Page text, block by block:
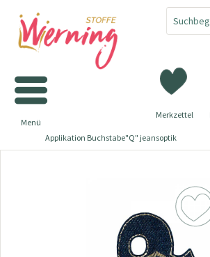
Merkzettel
Menü
Applikation Buchstabe"Q" jeansoptik